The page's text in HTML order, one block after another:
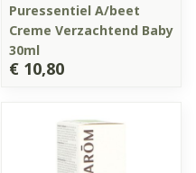
Puressentiel A/beet
Creme Verzachtend Baby
30ml
€ 10,80